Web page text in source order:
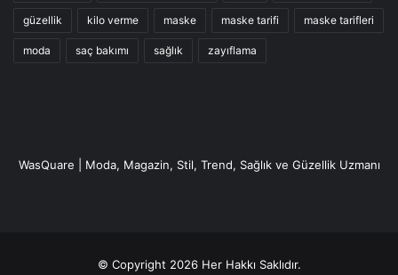
güzellik kilo verme maske maske tarifi maske tarifleri
moda saç bakımı sağlık zayıflama
WasQuare | Moda, Magazin, Stil, Trend, Sağlık ve Güzellik Uzmanı
© Copyright 2026 Her Hakkı Saklıdır.